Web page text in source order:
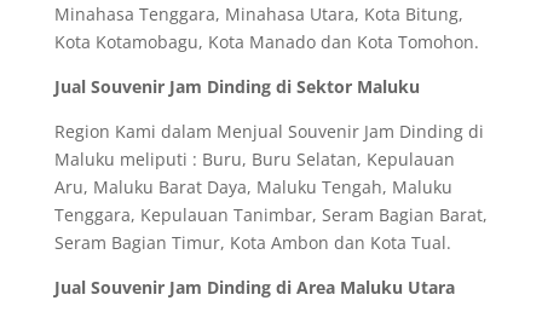
Minahasa Tenggara, Minahasa Utara, Kota Bitung,
Kota Kotamobagu, Kota Manado dan Kota Tomohon.
Jual Souvenir Jam Dinding di Sektor Maluku
Region Kami dalam Menjual Souvenir Jam Dinding di
Maluku meliputi : Buru, Buru Selatan, Kepulauan
Aru, Maluku Barat Daya, Maluku Tengah, Maluku
Tenggara, Kepulauan Tanimbar, Seram Bagian Barat,
Seram Bagian Timur, Kota Ambon dan Kota Tual.
Jual Souvenir Jam Dinding di Area Maluku Utara